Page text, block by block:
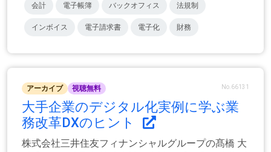
会計 電子帳簿 バックオフィス 法規制
インボイス 電子請求書 電子化 財務
アーカイブ 視聴無料 No.66131
大手企業のデジタル化実例に学ぶ業
務改革DXのヒント
株式会社三井住友フィナンシャルグループの髙橋 大